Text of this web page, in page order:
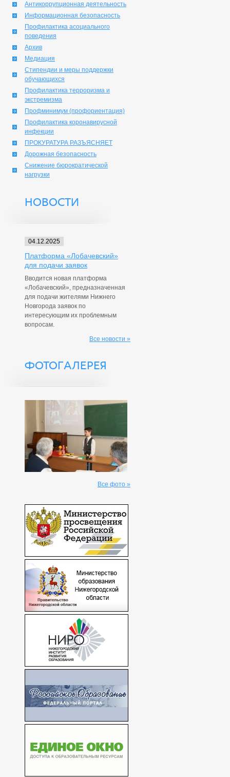
Антикоррупционная деятельность
Информационная безопасность
Профилактика асоциального
поведения
Архив
Медиация
Стипендии и меры поддержки
обучающихся
Профилактика терроризма и
экстремизма
Профминимум (профориентация)
Профилактика коронавирусной
инфекции
ПРОКУРАТУРА РАЗЪЯСНЯЕТ
Дорожная безопасность
Снижение бюрократической
нагрузки
НОВОСТИ
04.12.2025
Платформа «Лобачевский»
для подачи заявок
Вводится новая платформа
«Лобачевский», предназначенная
для подачи жителями Нижнего
Новгорода заявок по
интересующим их проблемным
вопросам.
Все новости »
ФОТОГАЛЕРЕЯ
Все фото »